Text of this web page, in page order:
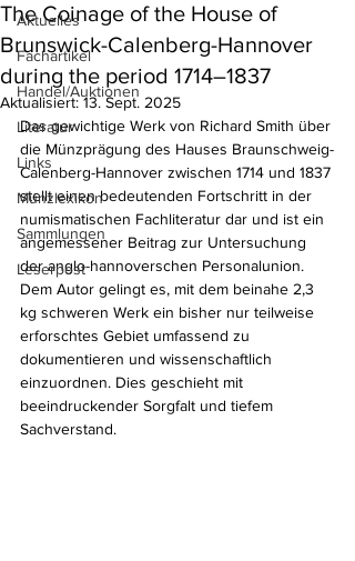
Aktuelles
Fachartikel
Handel/Auktionen
Literatur
Links
Münzlexikon
Sammlungen
Leserpost
The Coinage of the House of
Brunswick-Calenberg-Hannover
during the period 1714–1837
Aktualisiert:13. Sept. 2025
Das gewichtige Werk von Richard Smith über
die Münzprägung des Hauses Braunschweig-
Calenberg-Hannover zwischen 1714 und 1837
stellt einen bedeutenden Fortschritt in der
numismatischen Fachliteratur dar und ist ein
angemessener Beitrag zur Untersuchung
der anglo-hannoverschen Personalunion.
Dem Autor gelingt es, mit dem beinahe 2,3
kg schweren Werk ein bisher nur teilweise
erforschtes Gebiet umfassend zu
dokumentieren und wissenschaftlich
einzuordnen. Dies geschieht mit
beeindruckender Sorgfalt und tiefem
Sachverstand.